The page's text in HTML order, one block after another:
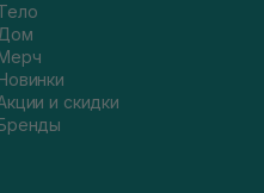
Дом
и скидки